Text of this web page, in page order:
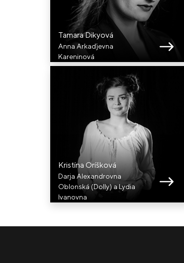
Tamara Dikyová
Anna Arkaďjevna
Kareninová
Kristína Oríšková
Darja Alexandrovna
Oblonská (Dolly) a Lydia
Ivanovna